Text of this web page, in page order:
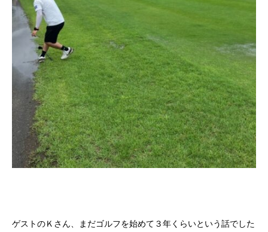
ゲストのＫさん、まだゴルフを始めて３年くらいという話でした